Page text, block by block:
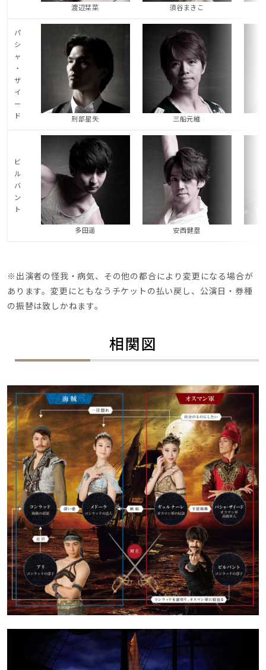
渡辺栞菜
須谷まきこ
パ
シ
ャ
・
ザ
イ
ー
ド
刑部星矢 三船元維
ビ
ル
バ
ン
ト
多田遥 安西健塁
※出演者の怪我・病気、その他の都合により変更になる場合が
あります。変更にともなうチケットの払い戻し、公演日・券種
の振替は致しかねます。
相関図